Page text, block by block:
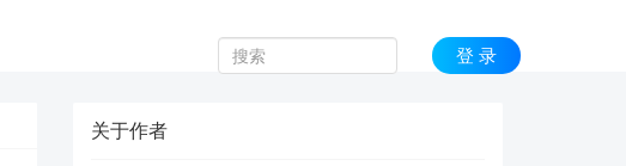
登 录
关于作者